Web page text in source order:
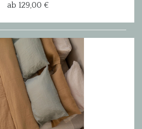
ab 129,00 €